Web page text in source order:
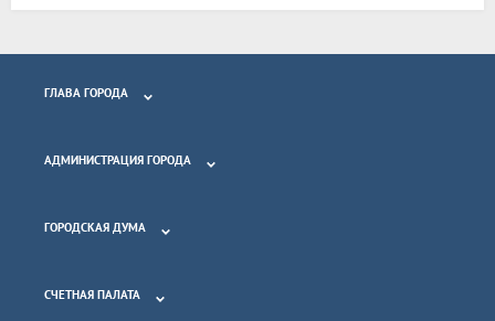
ГЛАВА ГОРОДА
АДМИНИСТРАЦИЯ ГОРОДА
ГОРОДСКАЯ ДУМА
СЧЕТНАЯ ПАЛАТА